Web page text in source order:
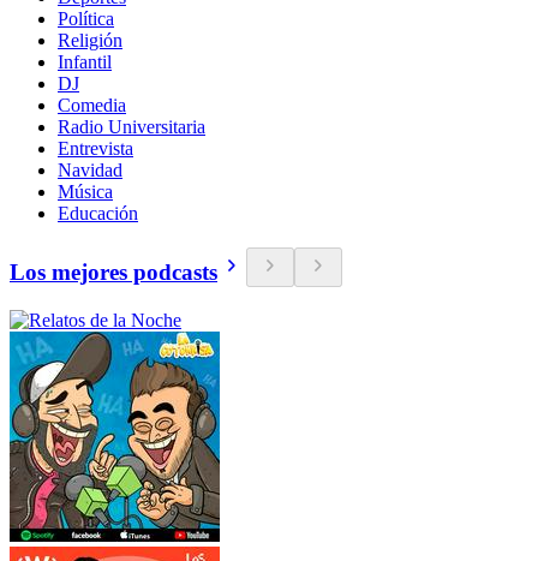
Política
Religión
Infantil
DJ
Comedia
Radio Universitaria
Entrevista
Navidad
Música
Educación
Los mejores podcasts